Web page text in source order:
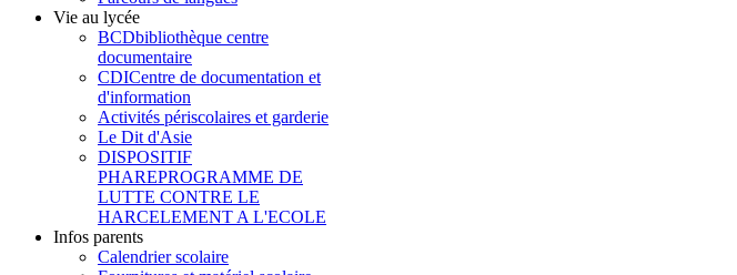
Vie au lycée
BCDbibliothèque centre
documentaire
CDICentre de documentation et
d'information
Activités périscolaires et garderie
Le Dit d'Asie
DISPOSITIF
PHAREPROGRAMME DE
LUTTE CONTRE LE
HARCELEMENT A L'ECOLE
Infos parents
Calendrier scolaire